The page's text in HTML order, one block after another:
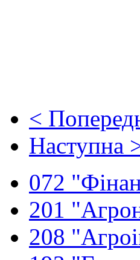
<
Наступна
072
201
208